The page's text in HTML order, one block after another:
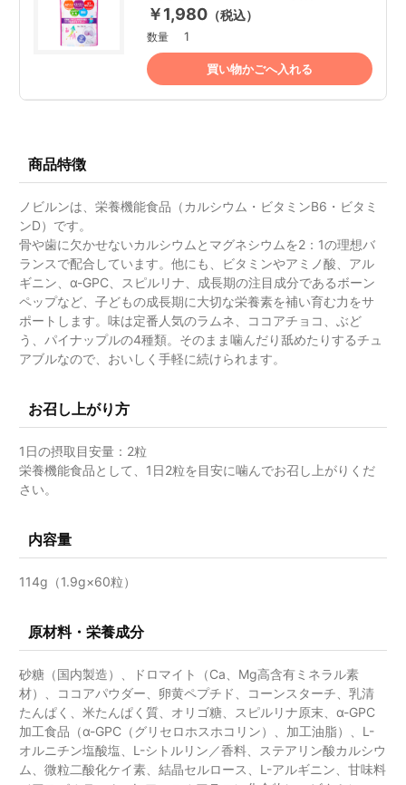
商品特徴
ノビルンは、栄養機能食品（カルシウム・ビタミンB6・ビタミ
ンD）です。
骨や歯に欠かせないカルシウムとマグネシウムを2：1の理想バ
ランスで配合しています。他にも、ビタミンやアミノ酸、アル
ギニン、α-GPC、スピルリナ、成長期の注目成分であるボーン
ペップなど、子どもの成長期に大切な栄養素を補い育む力をサ
ポートします。味は定番人気のラムネ、ココアチョコ、ぶど
う、パイナップルの4種類。そのまま噛んだり舐めたりするチュ
アブルなので、おいしく手軽に続けられます。
お召し上がり方
1日の摂取目安量：2粒
栄養機能食品として、1日2粒を目安に噛んでお召し上がりくだ
さい。
内容量
114g（1.9g×60粒）
原材料・栄養成分
砂糖（国内製造）、ドロマイト（Ca、Mg高含有ミネラル素
材）、ココアパウダー、卵黄ペプチド、コーンスターチ、乳清
たんぱく、米たんぱく質、オリゴ糖、スピルリナ原末、α-GPC
加工食品（α-GPC（グリセロホスホコリン）、加工油脂）、L-
オルニチン塩酸塩、L-シトルリン／香料、ステアリン酸カルシウ
ム、微粒二酸化ケイ素、結晶セルロース、L-アルギニン、甘味料
￥1,980 （税込）
数量 1
買い物かごへ入れる